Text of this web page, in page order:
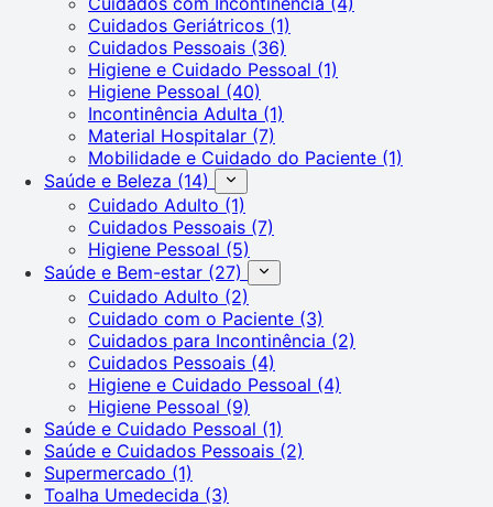
Cuidados Geriátricos (1)
Cuidados Pessoais (36)
Higiene e Cuidado Pessoal (1)
Higiene Pessoal (40)
Incontinência Adulta (1)
Material Hospitalar (7)
Mobilidade e Cuidado do Paciente (1)
Saúde e Beleza (14)
Cuidado Adulto (1)
Cuidados Pessoais (7)
Higiene Pessoal (5)
Saúde e Bem-estar (27)
Cuidado Adulto (2)
Cuidado com o Paciente (3)
Cuidados para Incontinência (2)
Cuidados Pessoais (4)
Higiene e Cuidado Pessoal (4)
Higiene Pessoal (9)
Saúde e Cuidado Pessoal (1)
Saúde e Cuidados Pessoais (2)
Supermercado (1)
Toalha Umedecida (3)